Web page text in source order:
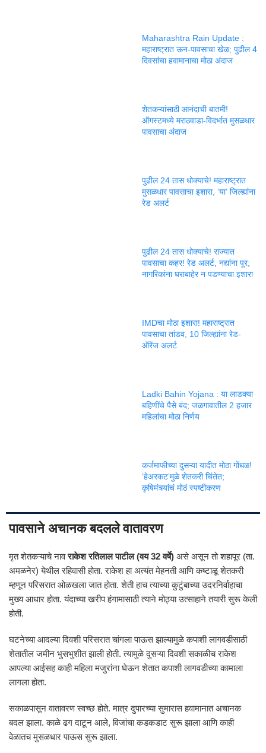
Maharashtra Rain Update :
महाराष्ट्रात ऊन-पावसाचा खेळ; पुढील 4
दिवसांचा हवामानाचा मोठा अंदाज
शेतकऱ्यांसाठी आनंदाची बातमी!
ऑगस्टमध्ये मराठवाडा-विदर्भात मुसळधार
पावसाचा अंदाज
पुढील 24 तास धोक्याचे! महाराष्ट्रात
मुसळधार पावसाचा इशारा, ‘या’ जिल्ह्यांना
रेड अलर्ट
पुढील 24 तास धोक्याचे! राज्यात
पावसाचा कहर! रेड अलर्ट, नद्यांना पूर;
नागरिकांना घराबाहेर न पडण्याचा इशारा
IMDचा मोठा इशारा! महाराष्ट्रात
पावसाचा तांडव, 10 जिल्ह्यांना रेड-
ऑरेंज अलर्ट
Ladki Bahin Yojana : या लाडक्या
बहिणींचे पैसे बंद; जळगावातील 2 हजार
महिलांचा मोठा निर्णय
कर्जमाफीच्या दुसऱ्या यादीत मोठा गोंधळ!
‘हेअरकट’मुळे शेतकरी चिंतेत;
कृषिमंत्र्यांचं मोठं स्पष्टीकरण
पावसाने अचानक बदलले वातावरण
मृत शेतकऱ्याचे नावराकेश रतिलाल पाटील (वय 32 वर्षे) असे असून तो शहापूर (ता.
अमळनेर) येथील रहिवासी होता. राकेश हा अत्यंत मेहनती आणि कष्टाळू शेतकरी
म्हणून परिसरात ओळखला जात होता. शेती हाच त्याच्या कुटुंबाच्या उदरनिर्वाहाचा
मुख्य आधार होता. यंदाच्या खरीप हंगामासाठी त्याने मोठ्या उत्साहाने तयारी सुरू केली
होती.
घटनेच्या आदल्या दिवशी परिसरात चांगला पाऊस झाल्यामुळे कपाशी लागवडीसाठी
शेतातील जमीन भुसभुशीत झाली होती. त्यामुळे दुसऱ्या दिवशी सकाळीच राकेश
आपल्या आईसह काही महिला मजुरांना घेऊन शेतात कपाशी लागवडीच्या कामाला
लागला होता.
सकाळपासून वातावरण स्वच्छ होते. मात्र दुपारच्या सुमारास हवामानात अचानक
बदल झाला. काळे ढग दाटून आले, विजांचा कडकडाट सुरू झाला आणि काही
वेळातच मुसळधार पाऊस सुरू झाला.